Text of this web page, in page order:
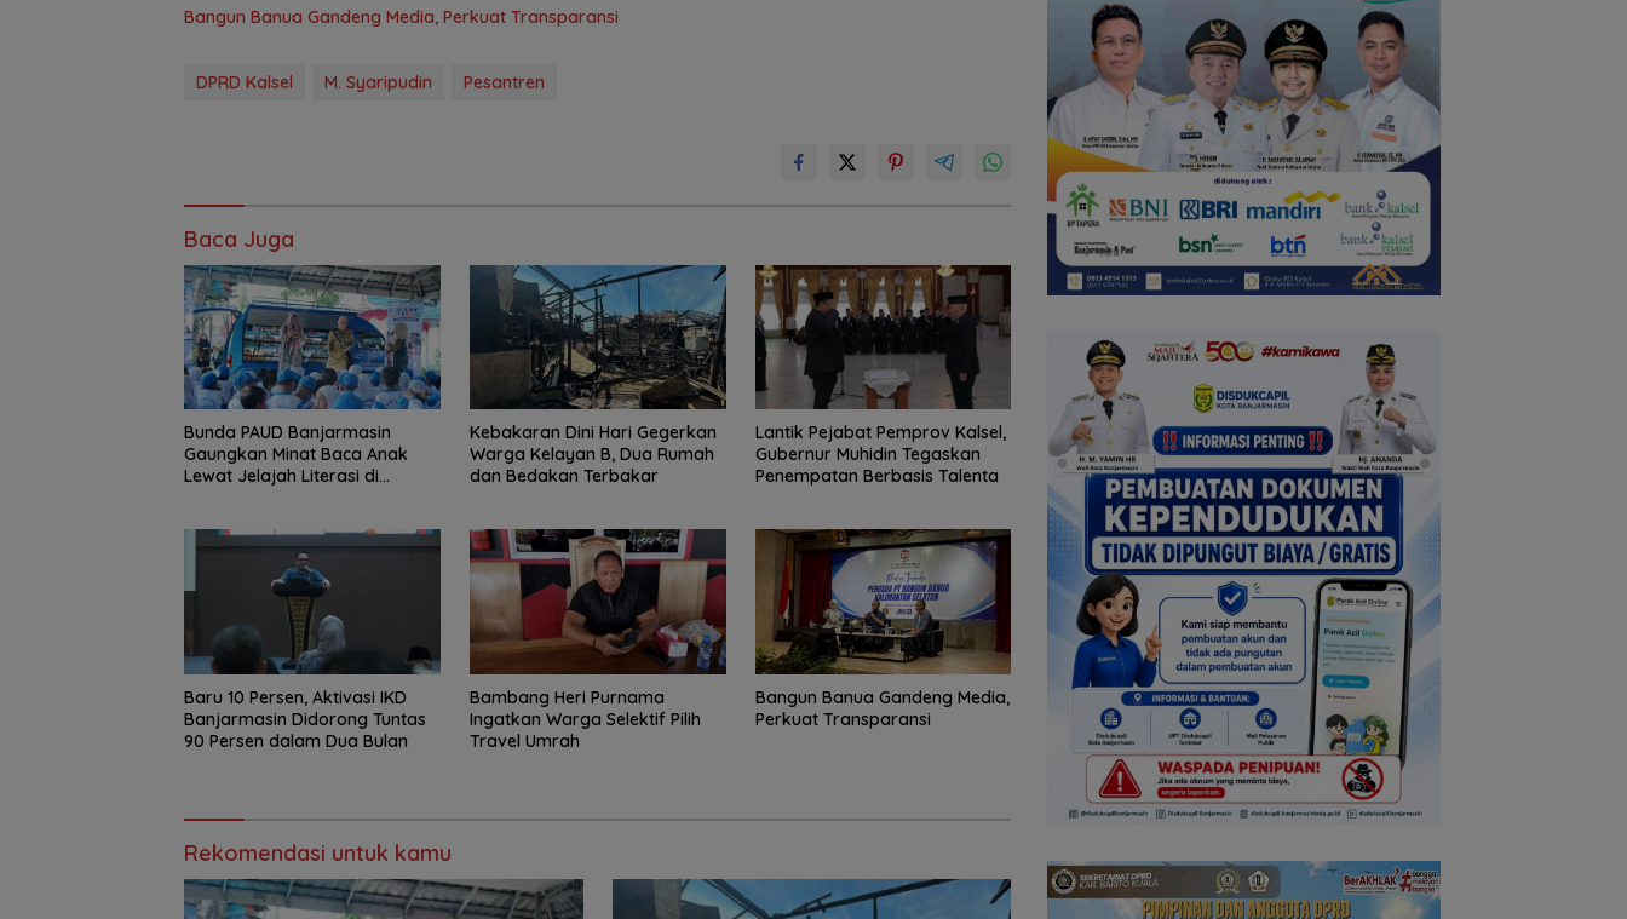
Bangun Banua Gandeng Media, Perkuat Transparansi
DPRD Kalsel M. Syaripudin Pesantren
Baca Juga
Bunda PAUD Banjarmasin
Gaungkan Minat Baca Anak
Lewat Jelajah Literasi di
Kebakaran Dini Hari Gegerkan
Warga Kelayan B, Dua Rumah
dan Bedakan Terbakar
Lantik Pejabat Pemprov Kalsel,
Gubernur Muhidin Tegaskan
Penempatan Berbasis Talenta
Baru 10 Persen, Aktivasi IKD
Banjarmasin Didorong Tuntas
90 Persen dalam Dua Bulan
Bambang Heri Purnama
Ingatkan Warga Selektif Pilih
Travel Umrah
Bangun Banua Gandeng Media,
Perkuat Transparansi
Rekomendasi untuk kamu